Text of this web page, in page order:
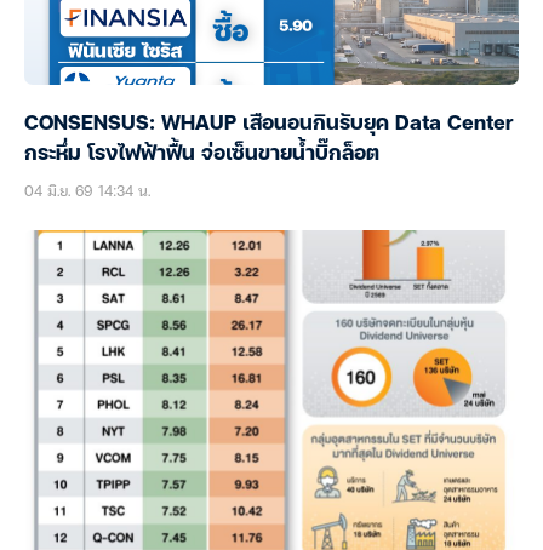
CONSENSUS: WHAUP เสือนอนกินรับยุค Data Center
กระหึ่ม โรงไฟฟ้าฟื้น จ่อเซ็นขายน้ำบิ๊กล็อต
04 มิ.ย. 69 14:34 น.